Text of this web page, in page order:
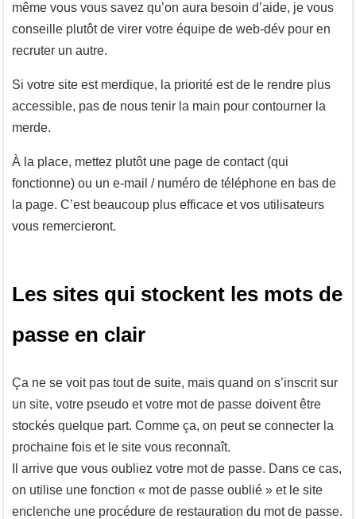
même vous vous savez qu’on aura besoin d’aide, je vous
conseille plutôt de virer votre équipe de web-dév pour en
recruter un autre.
Si votre site est merdique, la priorité est de le rendre plus
accessible, pas de nous tenir la main pour contourner la
merde.
À la place, mettez plutôt une page de contact (qui
fonctionne) ou un e-mail / numéro de téléphone en bas de
la page. C’est beaucoup plus efficace et vos utilisateurs
vous remercieront.
Les sites qui stockent les mots de
passe en clair
Ça ne se voit pas tout de suite, mais quand on s’inscrit sur
un site, votre pseudo et votre mot de passe doivent être
stockés quelque part. Comme ça, on peut se connecter la
prochaine fois et le site vous reconnaît.
Il arrive que vous oubliez votre mot de passe. Dans ce cas,
on utilise une fonction « mot de passe oublié » et le site
enclenche une procédure de restauration du mot de passe.